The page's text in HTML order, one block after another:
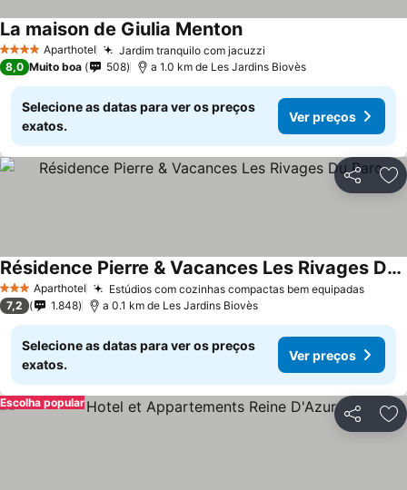
4 EstrelasAparthotel Jardim tranquilo com jacuzzi
La maison de Giulia Menton
8,0 Muito boa 508 a 1.0 km de Les Jardins Biovès
Selecione as datas para ver os preços
exatos.
Ver preços
Partilhar
3 EstrelasAparthotel Estúdios com cozinhas compactas bem equipadas
Résidence Pierre & Vacances Les Rivages Du Parc
7,2 1.848 a 0.1 km de Les Jardins Biovès
Selecione as datas para ver os preços
exatos.
Ver preços
Partilhar
Escolha popular